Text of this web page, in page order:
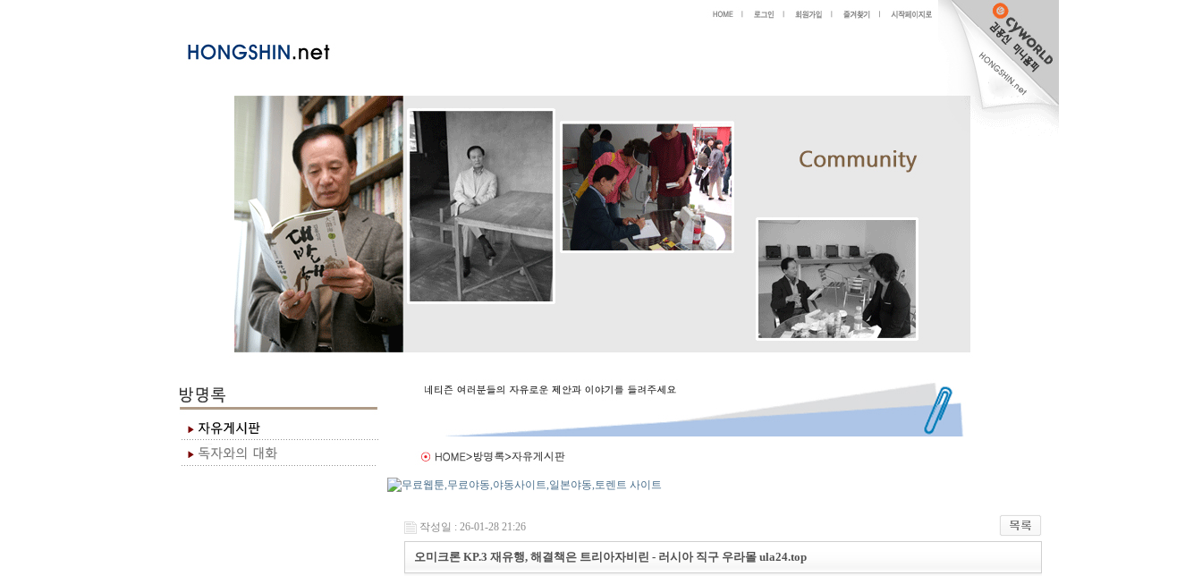
작성일 : 26-01-28 21:26
오미크론 KP.3 재유행, 해결책은 트리아자비린 - 러시아 직구 우라몰 ula24.top